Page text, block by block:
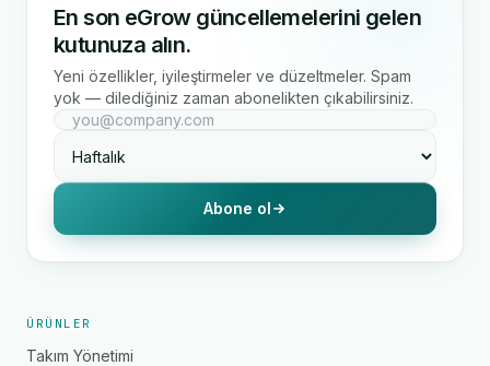
En son eGrow güncellemelerini gelen
kutunuza alın.
Yeni özellikler, iyileştirmeler ve düzeltmeler. Spam
yok — dilediğiniz zaman abonelikten çıkabilirsiniz.
Abone ol
ÜRÜNLER
Takım Yönetimi